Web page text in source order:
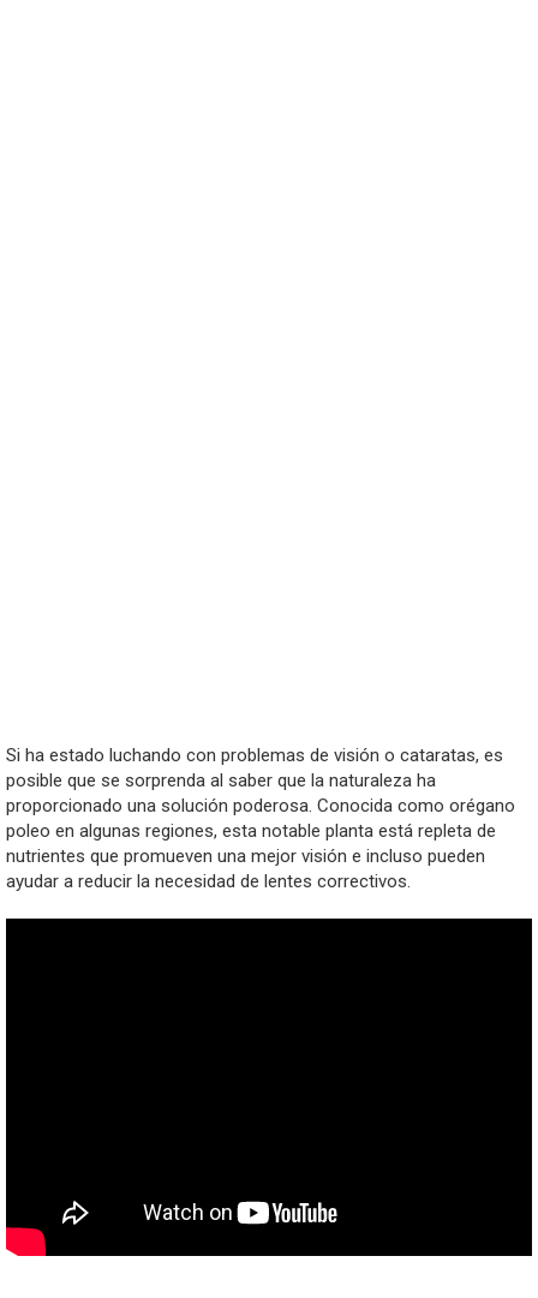
Si ha estado luchando con problemas de visión o cataratas, es
posible que se sorprenda al saber que la naturaleza ha
proporcionado una solución poderosa. Conocida como orégano
poleo en algunas regiones, esta notable planta está repleta de
nutrientes que promueven una mejor visión e incluso pueden
ayudar a reducir la necesidad de lentes correctivos.